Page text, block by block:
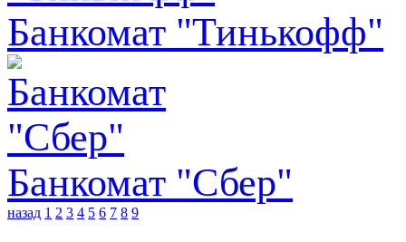
Банкомат "Тинькофф"
Банкомат "Сбер"
назад 1 2 3 4 5 6 7 8 9